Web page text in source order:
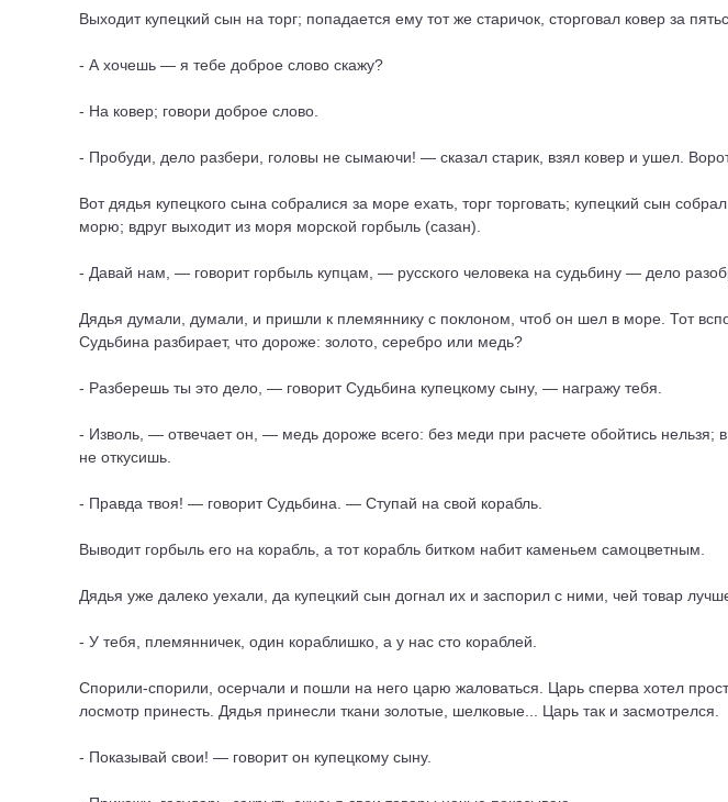
Выходит купецкий сын на торг; попадается ему тот же старичок, сторговал ковер за
- А хочешь — я тебе доброе слово скажу?
- На ковер; говори доброе слово.
- Пробуди, дело разбери, головы не сымаючи! — сказал старик, взял ковер и ушел.
Вот дядья купецкого сына собралися за море ехать, торг торговать; купецкий сын
морю; вдруг выходит из моря морской горбыль (сазан).
- Давай нам, — говорит горбыль купцам, — русского человека на судьбину — дело
Дядья думали, думали, и пришли к племяннику с поклоном, чтоб он шел в море. Тот
Судьбина разбирает, что дороже: золото, серебро или медь?
- Разберешь ты это дело, — говорит Судьбина купецкому сыну, — награжу тебя.
- Изволь, — отвечает он, — медь дороже всего: без меди при расчете обойтись
не откусишь.
- Правда твоя! — говорит Судьбина. — Ступай на свой корабль.
Выводит горбыль его на корабль, а тот корабль битком набит каменьем самоцветным.
Дядья уже далеко уехали, да купецкий сын догнал их и заспорил с ними, чей товар
- У тебя, племянничек, один кораблишко, а у нас сто кораблей.
Спорили-спорили, осерчали и пошли на него царю жаловаться. Царь сперва хотел
лосмотр принесть. Дядья принесли ткани золотые, шелковые... Царь так и засмотрелся.
- Показывай свои! — говорит он купецкому сыну.